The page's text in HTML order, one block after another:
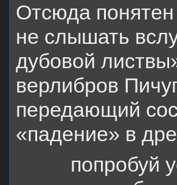
Отсюда
не слышать
дубовой
верлибров
передающий
«падение» в
попробуй